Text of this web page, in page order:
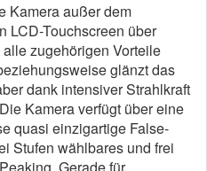
Kamera außer dem
LCD-Touchscreen über
zugehörigen Vorteile
glänzt das
dank intensiver Strahlkraft
Kamera verfügt über eine
quasi einzigartige False-
Stufen wählbares und frei